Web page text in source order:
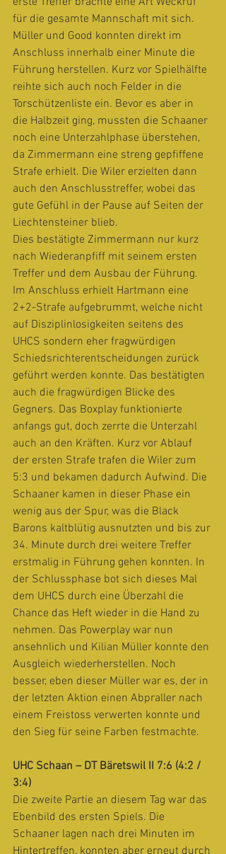
für die gesamte Mannschaft mit sich.
Müller und Good konnten direkt im
Anschluss innerhalb einer Minute die
Führung herstellen. Kurz vor Spielhälfte
reihte sich auch noch Felder in die
Torschützenliste ein. Bevor es aber in
die Halbzeit ging, mussten die Schaaner
noch eine Unterzahlphase überstehen,
da Zimmermann eine streng gepfiffene
Strafe erhielt. Die Wiler erzielten dann
auch den Anschlusstreffer, wobei das
gute Gefühl in der Pause auf Seiten der
Liechtensteiner blieb.
Dies bestätigte Zimmermann nur kurz
nach Wiederanpfiff mit seinem ersten
Treffer und dem Ausbau der Führung.
Im Anschluss erhielt Hartmann eine
2+2-Strafe aufgebrummt, welche nicht
auf Disziplinlosigkeiten seitens des
UHCS sondern eher fragwürdigen
Schiedsrichterentscheidungen zurück
geführt werden konnte. Das bestätigten
auch die fragwürdigen Blicke des
Gegners. Das Boxplay funktionierte
anfangs gut, doch zerrte die Unterzahl
auch an den Kräften. Kurz vor Ablauf
der ersten Strafe trafen die Wiler zum
5:3 und bekamen dadurch Aufwind. Die
Schaaner kamen in dieser Phase ein
wenig aus der Spur, was die Black
Barons kaltblütig ausnutzten und bis zur
34. Minute durch drei weitere Treffer
erstmalig in Führung gehen konnten. In
der Schlussphase bot sich dieses Mal
dem UHCS durch eine Überzahl die
Chance das Heft wieder in die Hand zu
nehmen. Das Powerplay war nun
ansehnlich und Kilian Müller konnte den
Ausgleich wiederherstellen. Noch
besser, eben dieser Müller war es, der in
der letzten Aktion einen Abpraller nach
einem Freistoss verwerten konnte und
den Sieg für seine Farben festmachte.
UHC Schaan – DT Bäretswil II 7:6 (4:2 /
3:4)
Die zweite Partie an diesem Tag war das
Ebenbild des ersten Spiels. Die
Schaaner lagen nach drei Minuten im
Hintertreffen, konnten aber erneut durch